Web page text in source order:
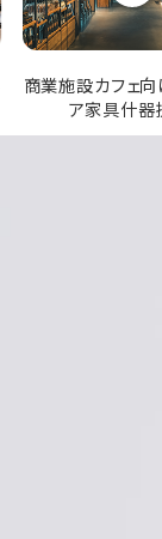
公園公共スペー
ベンチサ